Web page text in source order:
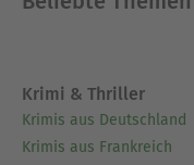
Krimi & Thriller
Krimis aus Deutschland
Krimis aus Frankreich